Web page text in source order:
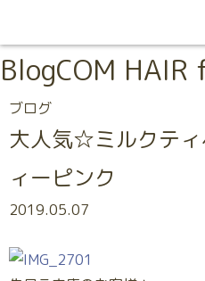
BlogCOM
ブログ
大人気☆ミルクテ
ィーピンク
2019.05.07